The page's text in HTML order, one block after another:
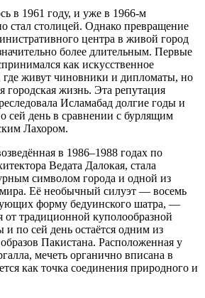
в 1961 году, и уже в 1966-м
стал столицей. Однако превращение
центра в живой город
более длительным. Первые
как искусственное
где живут чиновники и дипломаты, но
городская жизнь. Эта репутация
Исламабад долгие годы и
сей день в сравнении с бурлящим
Лахором.
в 1986–1988 годах по
Ведата Далокая, стала
символом города и одной из
Её необычный силуэт — восемь
форму бедуинского шатра, —
от традиционной куполообразной
и по сей день остаётся одним из
Пакистана. Расположенная у
мечеть органично вписана в
как точка соединения природного и